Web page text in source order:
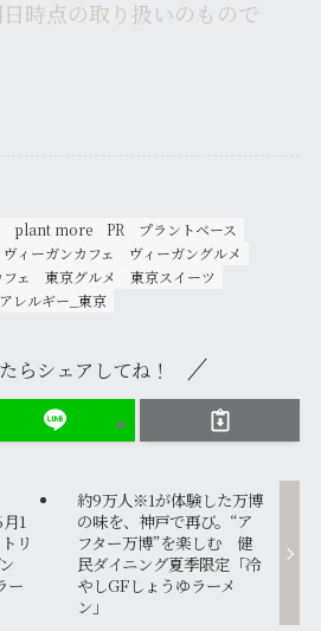
時点の取り扱いのもので
plant more PR
プラントベース
ヴィーガンカフェ
ヴィーガングルメ
ェ 東京グルメ
東京スイーツ
レルギー_東京
らシェアしてね！
1
リ
ー
約9万人※1が体験した万博
の味を、神戸で再び。“ア
フター万博”を楽しむ 健
民ダイニング夏季限定「冷
やしGFしょうゆラーメ
ン」